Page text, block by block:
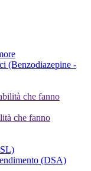
(Benzodiazepine -
che fanno
(DSA)